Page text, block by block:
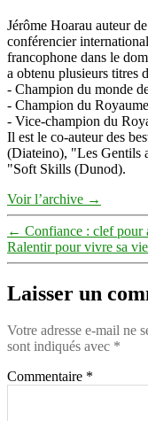
Jérôme Hoarau auteur
conférencier
francophone dans le
a obtenu plusieurs titres
- Champion du monde
- Champion du
- Vice-champion du
Il est le co-auteur des
(Diateino), "Les Gentils
"Soft Skills (Dunod).
Voir l’archive →
← Confiance : clef pour
Ralentir pour vivre sa
Laisser un
Votre adresse e-mail ne
sont indiqués avec *
Commentaire *